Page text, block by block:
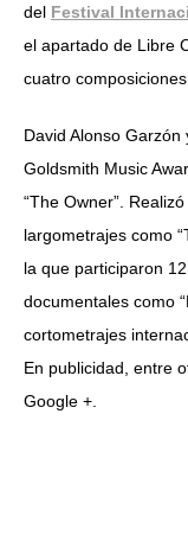
del Festival
el apartado de Libre
cuatro
David Alonso
Goldsmith Music
“The Owner”.
largometrajes como
la que participaron
documentales como
cortometrajes
En publicidad, entre
Google +.